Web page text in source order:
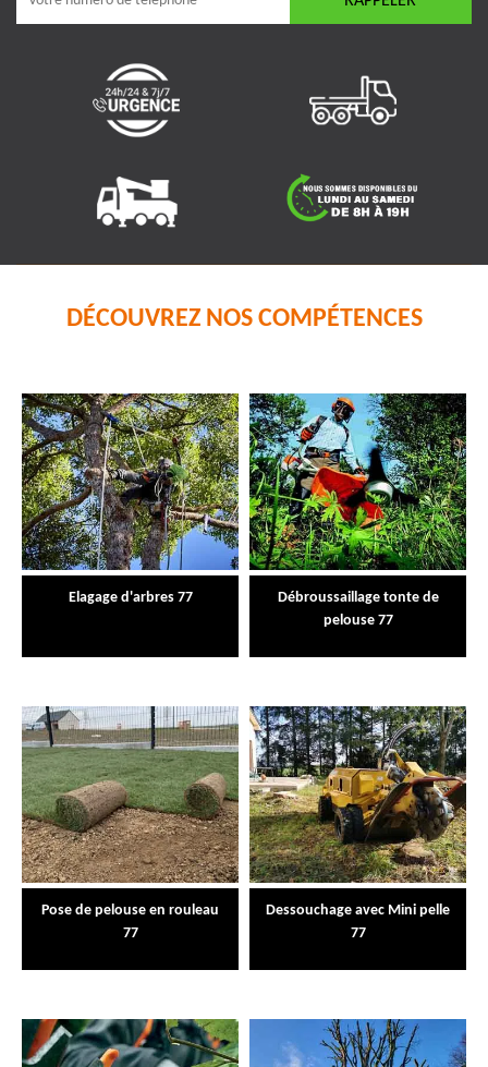
DÉCOUVREZ NOS COMPÉTENCES
Elagage d'arbres 77
Débroussaillage tonte de
pelouse 77
Pose de pelouse en rouleau
77
Dessouchage avec Mini pelle
77